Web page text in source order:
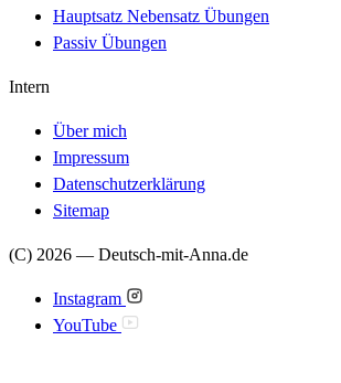
Hauptsatz Nebensatz Übungen
Passiv Übungen
Intern
Über mich
Impressum
Datenschutzerklärung
Sitemap
(C) 2026 — Deutsch-mit-Anna.de
Instagram
YouTube